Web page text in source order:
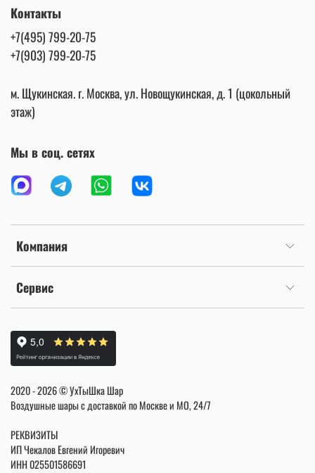
Компания
Сервис
Контакты
+7(495) 799-20-75
+7(903) 799-20-75
м. Щукинская. г. Москва, ул. Новощукинская, д. 1 (цокольный
этаж)
Мы в соц. сетях
2020 - 2026 © УхТыШка Шар
Воздушные шары с доставкой по Москве и МО, 24/7
РЕКВИЗИТЫ
ИП Чекалов Евгений Игоревич
ИНН025501586691